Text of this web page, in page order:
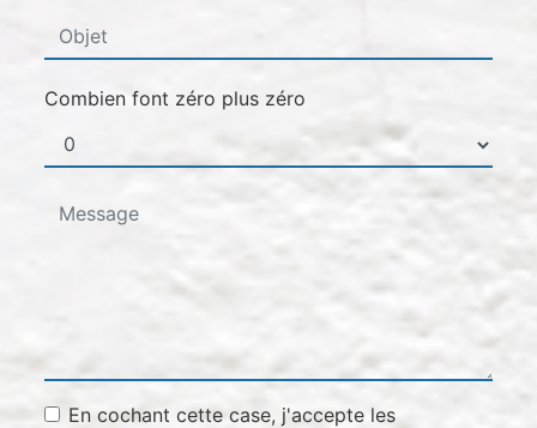
Combien font zéro plus zéro
En cochant cette case, j'accepte les